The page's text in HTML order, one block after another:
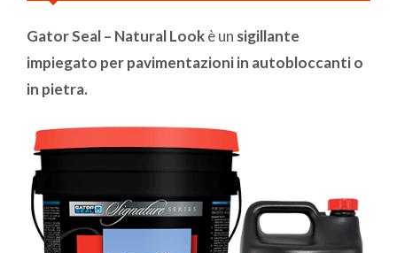
Gator Seal – Natural Lookè un sigillante
impiegato per pavimentazioni in autobloccanti o
in pietra.